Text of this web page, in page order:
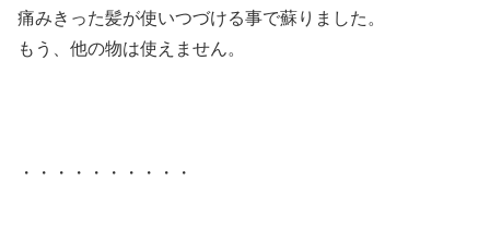
痛みきった髪が使いつづける事で蘇りました。
もう、他の物は使えません。
・・・・・・・・・・